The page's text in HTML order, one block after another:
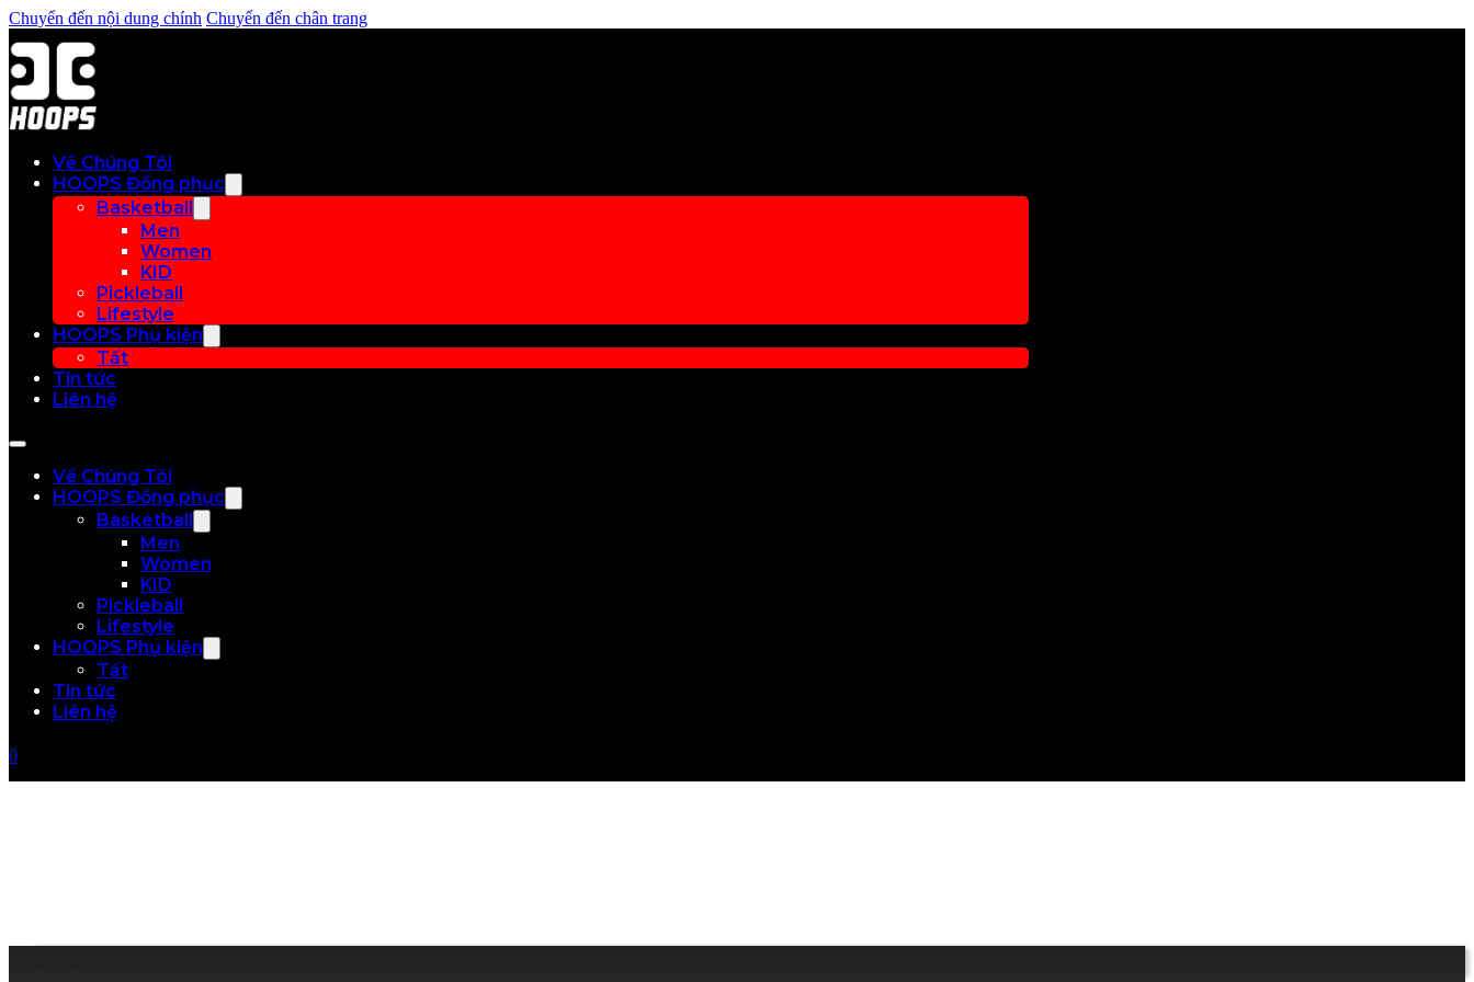
Chuyển đến nội dung chính Chuyển đến chân trang
Về Chúng Tôi
HOOPS Đồng phục
Basketball
Men
Women
KID
Pickleball
Lifestyle
HOOPS Phụ kiện
Tất
Tin tức
Liên hệ
Về Chúng Tôi
HOOPS Đồng phục
Basketball
Men
Women
KID
Pickleball
Lifestyle
HOOPS Phụ kiện
Tất
Tin tức
Liên hệ
0